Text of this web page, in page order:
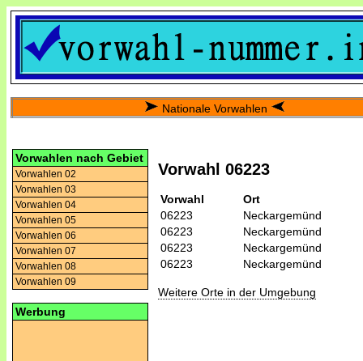
Nationale Vorwahlen
Vorwahlen nach Gebiet
Vorwahlen 02
Vorwahlen 03
Vorwahlen 04
Vorwahlen 05
Vorwahlen 06
Vorwahlen 07
Vorwahlen 08
Vorwahlen 09
Werbung
Vorwahl 06223
Vorwahl
Ort
06223
Neckargemünd
06223
Neckargemünd
06223
Neckargemünd
06223
Neckargemünd
Weitere Orte in der Umgebung